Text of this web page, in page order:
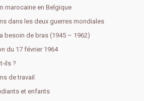
marocaine en Belgique
dans les deux guerres mondiales
besoin de bras (1945 – 1962)
du 17 février 1964
ils ?
de travail
et enfants